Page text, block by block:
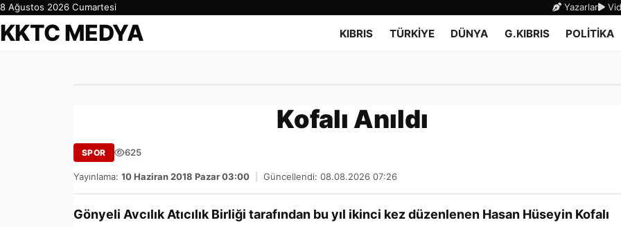
8 Ağustos 2026 Cumartesi Yazarlar
KKTC MEDYA KIBRIS TÜRKİYE DÜNYA G.KIBRIS POLİTİKA
Kofalı Anıldı
SPOR 625
Yayınlama: 10 Haziran 2018 Pazar 03:00 Güncellendi: 08.08.2026 07:26
Gönyeli Avcılık Atıcılık Birliği tarafından bu yıl ikinci kez düzenlenen Hasan Hüseyin Kofalı